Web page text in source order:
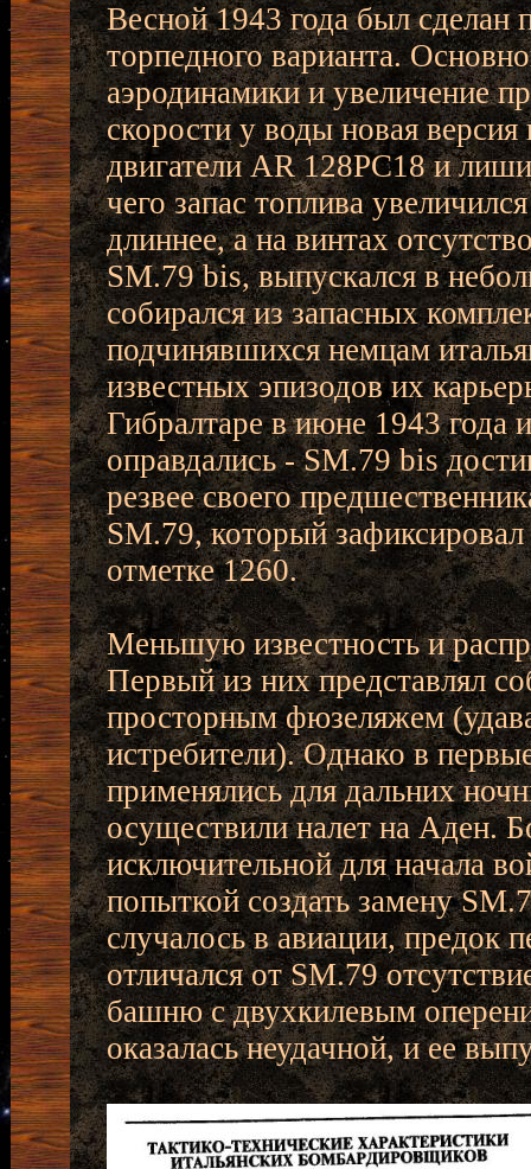
Весной 1943 года был сделан
торпедного варианта.
аэродинамики и увеличение
скорости у воды новая
двигатели AR 128РС18 и
чего запас топлива
длиннее, а на винтах
SM.79 bis, выпускался в
собирался из запасных
подчинявшихся немцам
известных эпизодов их
Гибралтаре в июне 1943 года
оправдались - SM.79 bis
резвее своего
SM.79, который
отметке 1260.
Меньшую известность и
Первый из них представлял
просторным фюзеляжем
истребители). Однако в
применялись для дальних
осуществили налет на Аден.
исключительной для начала
попыткой создать замену
случалось в авиации, предок
отличался от SM.79
башню с двухкилевым
оказалась неудачной, и ее